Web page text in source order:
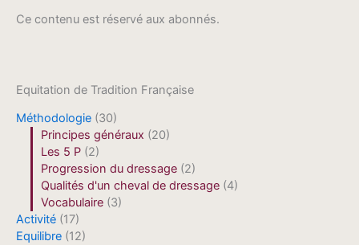
Equitation de Tradition Française
Méthodologie (30)
Principes généraux (20)
Les 5 P (2)
Progression du dressage (2)
Qualités d'un cheval de dressage (4)
Vocabulaire (3)
Activité (17)
Equilibre (12)
Ce contenu est réservé aux abonnés.